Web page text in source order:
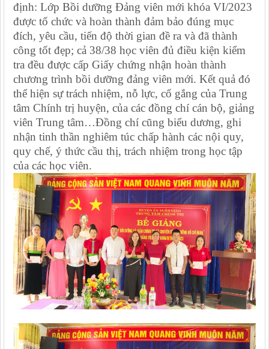
định: Lớp Bồi dưỡng Đảng viên mới khóa VI/2023
được tổ chức và hoàn thành đảm bảo đúng mục
đích, yêu cầu, tiến độ thời gian đề ra và đã thành
công tốt đẹp; cả 38/38 học viên đủ điều kiện kiểm
tra đều được cấp Giấy chứng nhận hoàn thành
chương trình bồi dưỡng đảng viên mới. Kết quả đó
thể hiện sự trách nhiệm, nỗ lực, cố gắng của Trung
tâm Chính trị huyện, của các đồng chí cán bộ, giảng
viên Trung tâm…Đồng chí cũng biểu dương, ghi
nhận tinh thần nghiêm túc chấp hành các nội quy,
quy chế, ý thức cầu thị, trách nhiệm trong học tập
của các học viên.